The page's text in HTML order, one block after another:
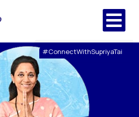
#ConnectWithSupriyaTai